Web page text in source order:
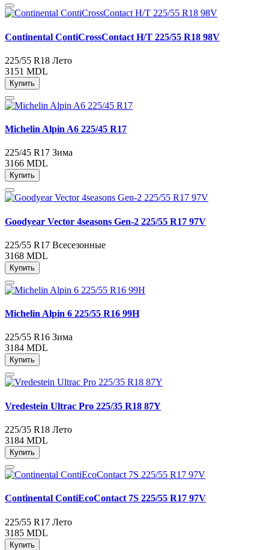
Continental ContiCrossContact H/T 225/55 R18 98V
225/55 R18 Лето
3151 MDL
Купить
Michelin Alpin A6 225/45 R17
225/45 R17 Зима
3166 MDL
Купить
Goodyear Vector 4seasons Gen-2 225/55 R17 97V
225/55 R17 Всесезонные
3168 MDL
Купить
Michelin Alpin 6 225/55 R16 99H
225/55 R16 Зима
3184 MDL
Купить
Vredestein Ultrac Pro 225/35 R18 87Y
225/35 R18 Лето
3184 MDL
Купить
Continental ContiEcoContact 7S 225/55 R17 97V
225/55 R17 Лето
3185 MDL
Купить